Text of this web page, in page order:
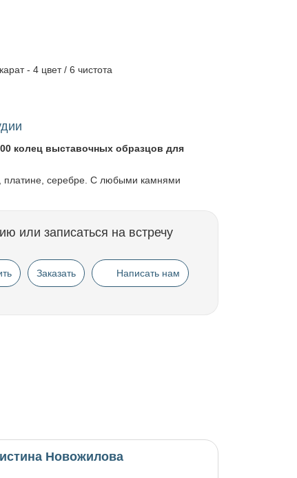
- 4 цвет / 6 чистота
колец выставочных образцов для
платине, серебре. С любыми камнями
или записаться на встречу
Заказать Написать нам
Новожилова